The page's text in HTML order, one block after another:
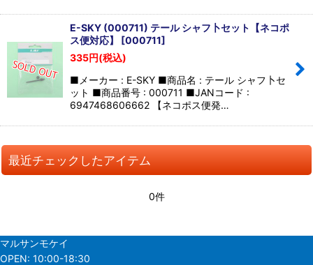
E-SKY (000711) テール シャフ卜セット【ネコポ
ス便対応】 [000711]
335円(税込)
■メーカー : E-SKY ■商品名 : テール シャフ卜セ
ット ■商品番号 : 000711 ■JANコード :
6947468606662 【ネコポス便発…
最近チェックしたアイテム
0件
マルサンモケイ
OPEN: 10:00-18:30